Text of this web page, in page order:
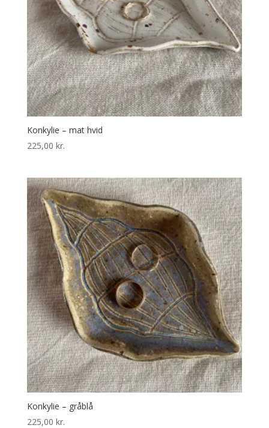
Konkylie – mat hvid
225,00 kr.
Konkylie – gråblå
225,00 kr.